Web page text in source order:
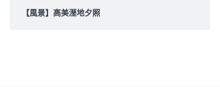
【風景】高美溼地夕照